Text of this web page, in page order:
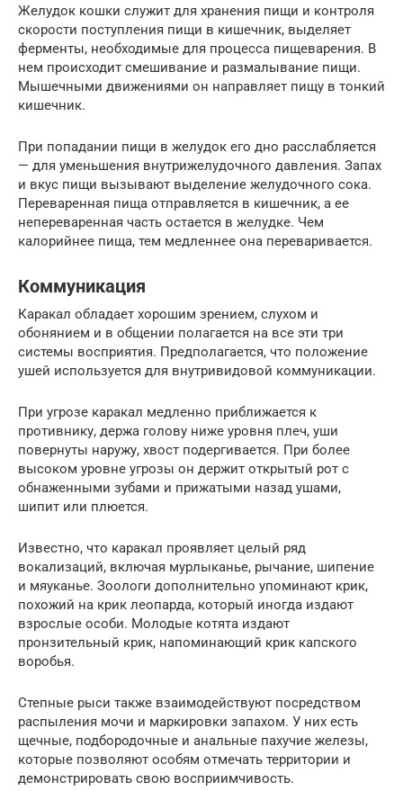
Желудок кошки служит для хранения пищи и контроля
скорости поступления пищи в кишечник, выделяет
ферменты, необходимые для процесса пищеварения. В
нем происходит смешивание и размалывание пищи.
Мышечными движениями он направляет пищу в тонкий
кишечник.
При попадании пищи в желудок его дно расслабляется
— для уменьшения внутрижелудочного давления. Запах
и вкус пищи вызывают выделение желудочного сока.
Переваренная пища отправляется в кишечник, а ее
непереваренная часть остается в желудке. Чем
калорийнее пища, тем медленнее она переваривается.
Коммуникация
Каракал обладает хорошим зрением, слухом и
обонянием и в общении полагается на все эти три
системы восприятия. Предполагается, что положение
ушей используется для внутривидовой коммуникации.
При угрозе каракал медленно приближается к
противнику, держа голову ниже уровня плеч, уши
повернуты наружу, хвост подергивается. При более
высоком уровне угрозы он держит открытый рот с
обнаженными зубами и прижатыми назад ушами,
шипит или плюется.
Известно, что каракал проявляет целый ряд
вокализаций, включая мурлыканье, рычание, шипение
и мяуканье. Зоологи дополнительно упоминают крик,
похожий на крик леопарда, который иногда издают
взрослые особи. Молодые котята издают
пронзительный крик, напоминающий крик капского
воробья.
Степные рыси также взаимодействуют посредством
распыления мочи и маркировки запахом. У них есть
щечные, подбородочные и анальные пахучие железы,
которые позволяют особям отмечать территории и
демонстрировать свою восприимчивость.